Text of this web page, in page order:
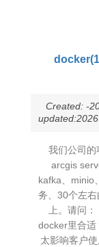
Created: -
我们公司的
arcgis
kafka、minio
务、30个左
上。请问
docker里合适
太影响客户